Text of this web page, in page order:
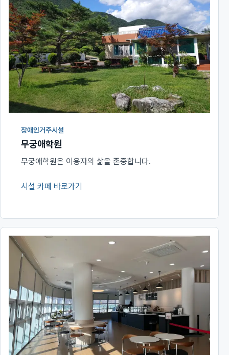
장애인거주시설
무궁애학원
무궁애학원은 이용자의 삶을 존중합니다.
시설 카페 바로가기
(새 창에서 열림)